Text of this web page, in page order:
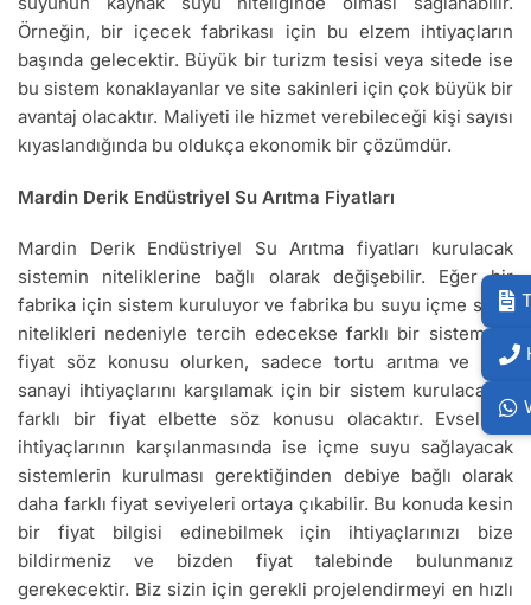
Örneğin, bir içecek fabrikası için bu elzem ihtiyaçların
başında gelecektir. Büyük bir turizm tesisi veya sitede ise
bu sistem konaklayanlar ve site sakinleri için çok büyük bir
avantaj olacaktır. Maliyeti ile hizmet verebileceği kişi sayısı
kıyaslandığında bu oldukça ekonomik bir çözümdür.
Mardin Derik Endüstriyel Su Arıtma Fiyatları
Mardin Derik Endüstriyel Su Arıtma fiyatları kurulacak
sistemin niteliklerine bağlı olarak değişebilir. Eğer bir
fabrika için sistem kuruluyor ve fabrika bu suyu içme suyu
nitelikleri nedeniyle tercih edecekse farklı bir sistem ve
fiyat söz konusu olurken, sadece tortu arıtma ve ağır
sanayi ihtiyaçlarını karşılamak için bir sistem kurulacaksa
farklı bir fiyat elbette söz konusu olacaktır. Evsel su
ihtiyaçlarının karşılanmasında ise içme suyu sağlayacak
sistemlerin kurulması gerektiğinden debiye bağlı olarak
daha farklı fiyat seviyeleri ortaya çıkabilir. Bu konuda kesin
bir fiyat bilgisi edinebilmek için ihtiyaçlarınızı bize
bildirmeniz ve bizden fiyat talebinde bulunmanız
gerekecektir. Biz sizin için gerekli projelendirmeyi en hızlı